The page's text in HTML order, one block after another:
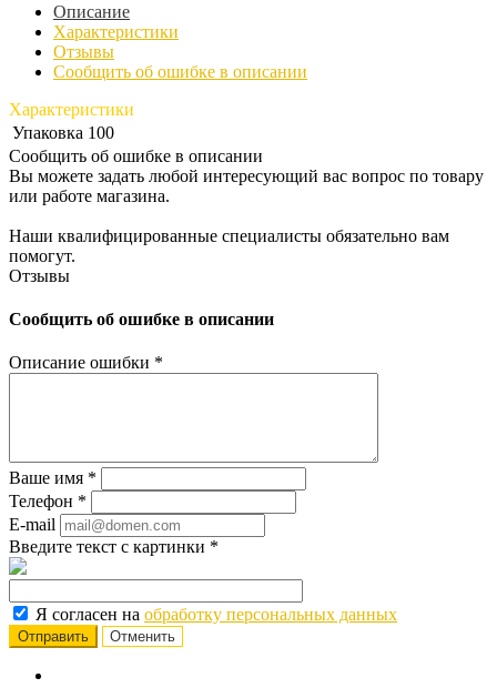
Описание
Характеристики
Отзывы
Сообщить об ошибке в описании
Характеристики
Упаковка 100
Сообщить об ошибке в описании
Вы можете задать любой интересующий вас вопрос по товару
или работе магазина.
Наши квалифицированные специалисты обязательно вам
помогут.
Отзывы
Сообщить об ошибке в описании
Описание ошибки *
Ваше имя *
Телефон *
E-mail
Введите текст с картинки *
Я согласен на обработку персональных данных
Отменить